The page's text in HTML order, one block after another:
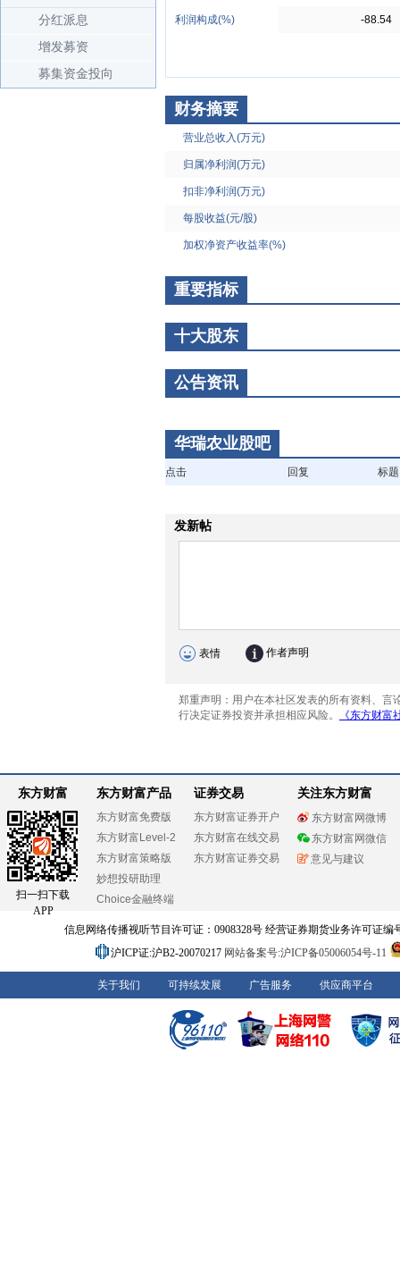
分红派息
增发募资
募集资金投向
利润构成(%) -88.54
财务摘要
营业总收入(万元)
归属净利润(万元)
扣非净利润(万元)
每股收益(元/股)
加权净资产收益率(%)
重要指标
十大股东
公告资讯
华瑞农业股吧
点击 回复 标题
东方财富
扫一扫下载
APP
东方财富产品
东方财富免费版
东方财富Level-2
东方财富策略版
妙想投研助理
Choice金融终端
证券交易
东方财富证券开户
东方财富在线交易
东方财富证券交易
关注东方财富
东方财富网微博
东方财富网微信
意见与建议
信息网络传播视听节目许可证：0908328号 经营证券期货业务许可证编
沪ICP证:沪B2-20070217 网站备案号:沪ICP备05006054号-11
关于我们 可持续发展 广告服务 供应商平台